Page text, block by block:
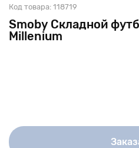
Smoby Складной
Millenium
Код товара: 118719